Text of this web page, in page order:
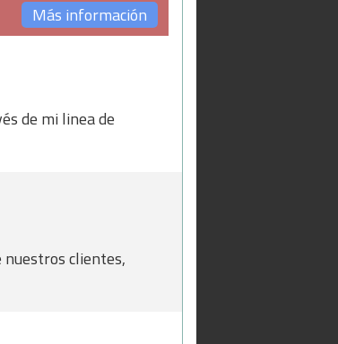
Más información
de mi linea de
nuestros clientes,